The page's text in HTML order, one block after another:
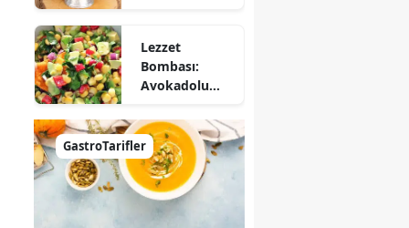
Lezzet
Bombası:
Avokadolu
Nasıl Yapılır?
GastroTarifler